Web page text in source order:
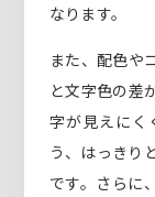
なります。
また、配色や
と文字色の差
字が見えにく
う、はっきり
です。さらに